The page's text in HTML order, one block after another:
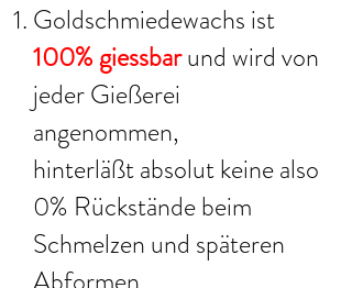
Goldschmiedewachs ist
100% giessbarund wird von
jeder Gießerei
angenommen,
hinterläßt absolut keine also
0% Rückstände beim
Schmelzen und späteren